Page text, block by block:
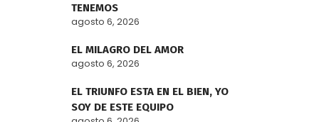
TENEMOS
agosto 6, 2026
EL MILAGRO DEL AMOR
agosto 6, 2026
EL TRIUNFO ESTA EN EL BIEN, YO
SOY DE ESTE EQUIPO